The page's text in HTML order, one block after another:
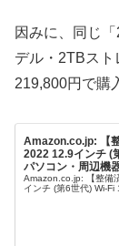
因みに、同じ
デル・2TBスト
219,800円で購
Amazon.co.jp: 【
2022 12.9インチ (
パソコン・周辺機
Amazon.co.jp: 【整備
インチ (第6世代) Wi-